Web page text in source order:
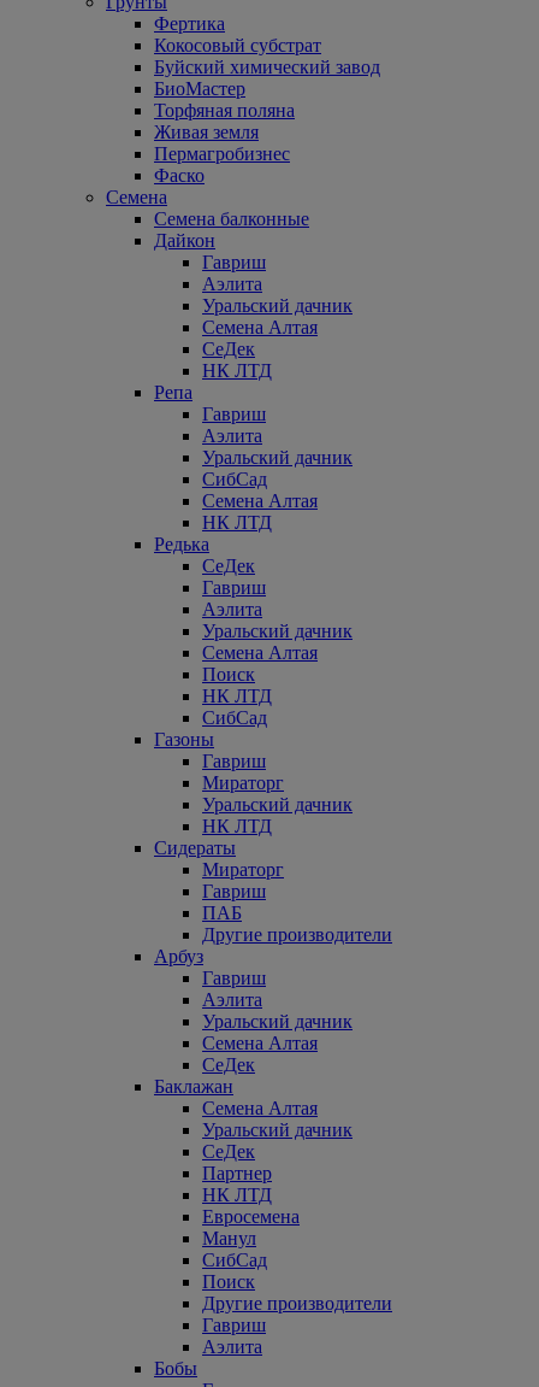
Фертика
Кокосовый субстрат
Буйский химический завод
БиоМастер
Торфяная поляна
Живая земля
Пермагробизнес
Фаско
Семена
Семена балконные
Дайкон
Гавриш
Аэлита
Уральский дачник
Семена Алтая
СеДек
НК ЛТД
Репа
Гавриш
Аэлита
Уральский дачник
СибСад
Семена Алтая
НК ЛТД
Редька
СеДек
Гавриш
Аэлита
Уральский дачник
Семена Алтая
Поиск
НК ЛТД
СибСад
Газоны
Гавриш
Мираторг
Уральский дачник
НК ЛТД
Сидераты
Мираторг
Гавриш
ПАБ
Другие производители
Арбуз
Гавриш
Аэлита
Уральский дачник
Семена Алтая
СеДек
Баклажан
Семена Алтая
Уральский дачник
СеДек
Партнер
НК ЛТД
Евросемена
Манул
СибСад
Поиск
Другие производители
Гавриш
Аэлита
Бобы